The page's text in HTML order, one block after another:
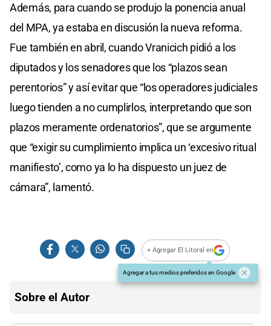
Además, para cuando se produjo la ponencia anual
del MPA, ya estaba en discusión la nueva reforma.
Fue también en abril, cuando Vranicich pidió a los
diputados y los senadores que los “plazos sean
perentorios” y así evitar que “los operadores judiciales
luego tienden a no cumplirlos, interpretando que son
plazos meramente ordenatorios”, que se argumente
que “exigir su cumplimiento implica un ‘excesivo ritual
manifiesto’, como ya lo ha dispuesto un juez de
cámara”, lamentó.
+ Agregar El Litoral en
Agregar a tus medios preferidos en Google
Sobre el Autor